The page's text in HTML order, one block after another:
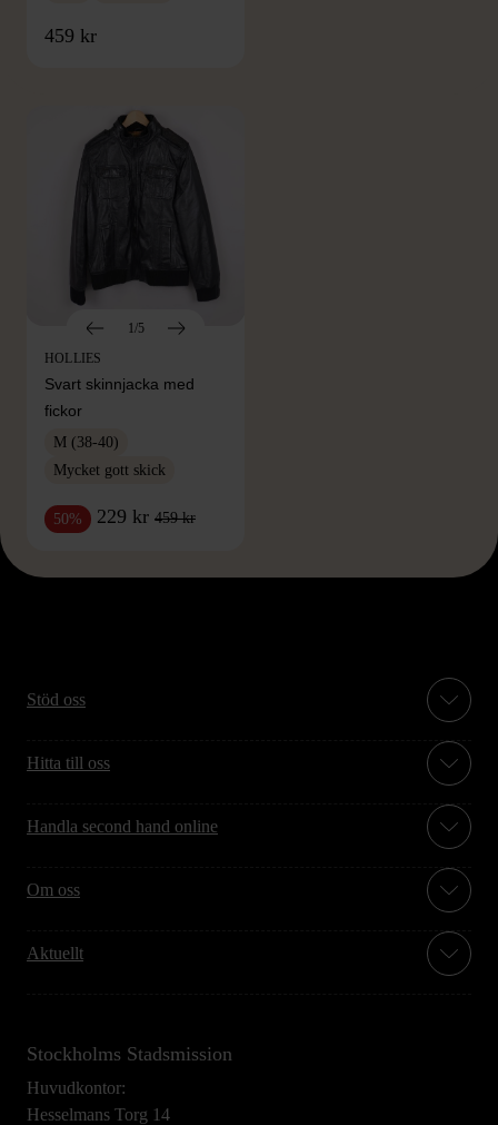
459 kr
FRÅN SAMMA VARUMÄRKE
1/5
HOLLIES
Svart skinnjacka med
fickor
M (38-40)
Mycket gott skick
50% 229 kr 459 kr
Stöd oss
Hitta till oss
Handla second hand online
Om oss
Aktuellt
Stockholms Stadsmission
Huvudkontor:
Hesselmans Torg 14